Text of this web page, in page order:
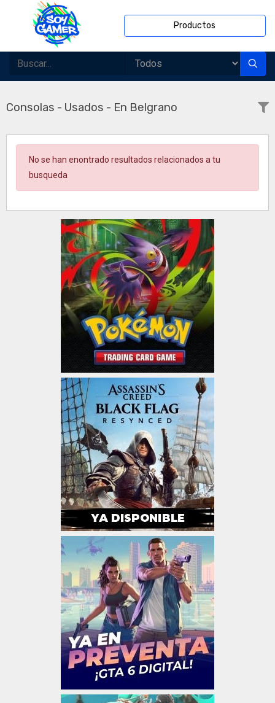
Productos
Consolas - Usados - En Belgrano
No se han enontrado resultados relacionados a tu
busqueda